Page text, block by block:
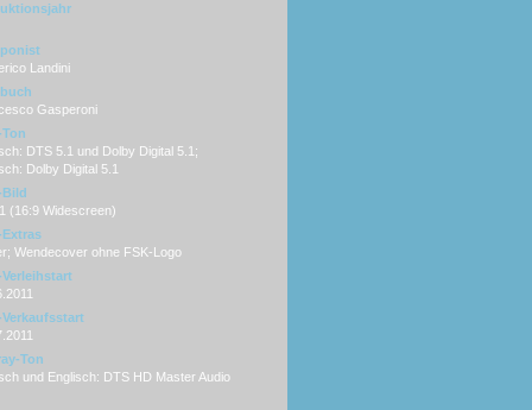
Landini
Gasperoni
Ton
DTS 5.1 und Dolby Digital 5.1;
Dolby Digital 5.1
Bild
(16:9 Widescreen)
Extras
Wendecover ohne FSK-Logo
Verleihstart
Verkaufsstart
Ton
und Englisch: DTS HD Master Audio